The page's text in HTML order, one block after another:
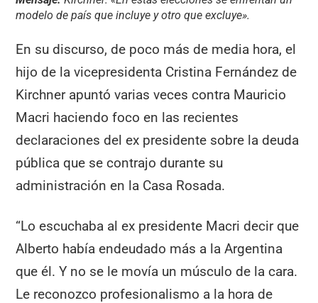
modelo de país que incluye y otro que excluye».
En su discurso, de poco más de media hora, el
hijo de la vicepresidenta Cristina Fernández de
Kirchner apuntó varias veces contra Mauricio
Macri haciendo foco en las recientes
declaraciones del ex presidente sobre la deuda
pública que se contrajo durante su
administración en la Casa Rosada.
“Lo escuchaba al ex presidente Macri decir que
Alberto había endeudado más a la Argentina
que él. Y no se le movía un músculo de la cara.
Le reconozco profesionalismo a la hora de